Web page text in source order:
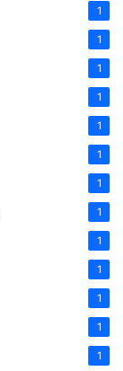
1
1
1
1
1
1
1
1
1
1
1
1
1